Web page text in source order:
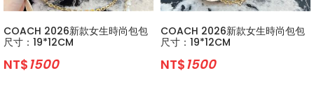
COACH 2026新款女生時尚包包
尺寸：19*12CM
NT$1500
COACH 2026新款女生時尚包包
尺寸：19*12CM
NT$1500